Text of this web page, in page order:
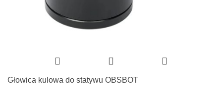
Głowica kulowa do statywu OBSBOT